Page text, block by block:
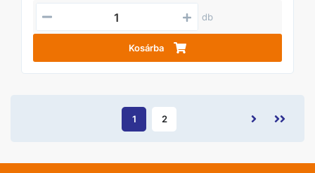
db
Kosárba
1 2